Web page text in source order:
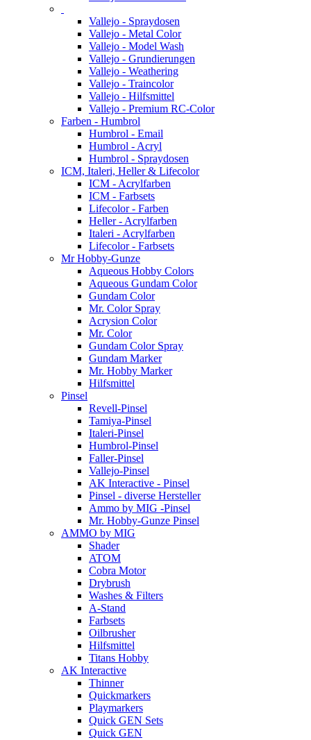
Vallejo - Spraydosen
Vallejo - Metal Color
Vallejo - Model Wash
Vallejo - Grundierungen
Vallejo - Weathering
Vallejo - Traincolor
Vallejo - Hilfsmittel
Vallejo - Premium RC-Color
Farben - Humbrol
Humbrol - Email
Humbrol - Acryl
Humbrol - Spraydosen
ICM, Italeri, Heller & Lifecolor
ICM - Acrylfarben
ICM - Farbsets
Lifecolor - Farben
Heller - Acrylfarben
Italeri - Acrylfarben
Lifecolor - Farbsets
Mr Hobby-Gunze
Aqueous Hobby Colors
Aqueous Gundam Color
Gundam Color
Mr. Color Spray
Acrysion Color
Mr. Color
Gundam Color Spray
Gundam Marker
Mr. Hobby Marker
Hilfsmittel
Pinsel
Revell-Pinsel
Tamiya-Pinsel
Italeri-Pinsel
Humbrol-Pinsel
Faller-Pinsel
Vallejo-Pinsel
AK Interactive - Pinsel
Pinsel - diverse Hersteller
Ammo by MIG -Pinsel
Mr. Hobby-Gunze Pinsel
AMMO by MIG
Shader
ATOM
Cobra Motor
Drybrush
Washes & Filters
A-Stand
Farbsets
Oilbrusher
Hilfsmittel
Titans Hobby
AK Interactive
Thinner
Quickmarkers
Playmarkers
Quick GEN Sets
Quick GEN